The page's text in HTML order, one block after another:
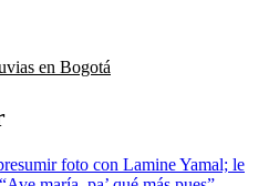
en Bogotá
foto con Lamine Yamal; le